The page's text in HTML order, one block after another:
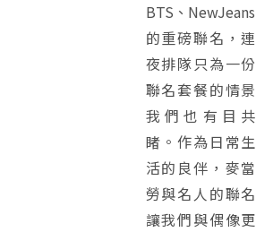
BTS、NewJeans
的重磅聯名，連
夜排隊只為一份
聯名套餐的情景
我們也有目共
睹。作為日常生
活的良伴，麥當
勞與名人的聯名
讓我們與偶像更